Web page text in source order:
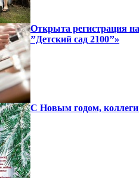
Открыта регистрация
’’Детский сад 2100’’»
С Новым годом,